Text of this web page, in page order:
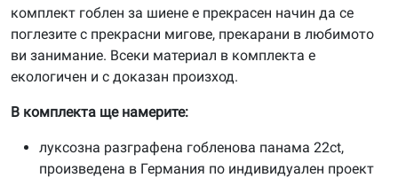
комплект гоблен за шиене е прекрасен начин да се
поглезите с прекрасни мигове, прекарани в любимото
ви занимание. Всеки материал в комплекта е
екологичен и с доказан произход.
В комплекта ще намерите:
луксозна разграфена гобленова панама 22ct,
произведена в Германия по индивидуален проект